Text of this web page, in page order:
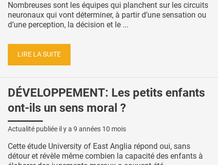
Nombreuses sont les équipes qui planchent sur les circuits
neuronaux qui vont déterminer, à partir d’une sensation ou
d’une perception, la décision et le ...
LIRE LA SUITE
DÉVELOPPEMENT: Les petits enfants
ont-ils un sens moral ?
Actualité publiée il y a 9 années 10 mois
Cette étude University of East Anglia répond oui, sans
détour et révèle même combien la capacité des enfants à